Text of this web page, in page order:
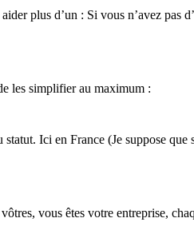
plus d’un : Si vous n’avez
les simplifier au maximum :
statut. Ici en France (Je suppose
vous êtes votre entreprise,